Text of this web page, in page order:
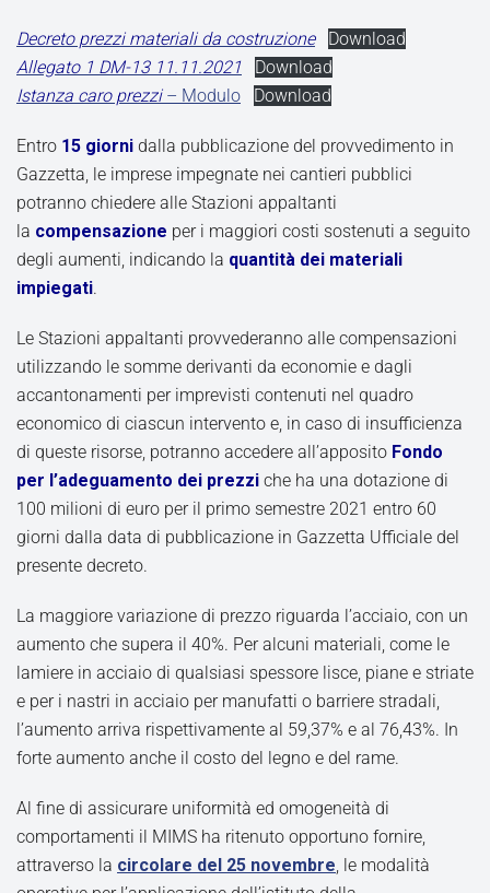
Decreto prezzi materiali da costruzione
Download
Allegato 1 DM-13 11.11.2021
Download
Istanza caro prezzi– Modulo Download
Entro 15 giorni dalla pubblicazione del provvedimento in
Gazzetta, le imprese impegnate nei cantieri pubblici
potranno chiedere alle Stazioni appaltanti
la compensazione per i maggiori costi sostenuti a seguito
degli aumenti, indicando la quantità dei materiali
impiegati.
Le Stazioni appaltanti provvederanno alle compensazioni
utilizzando le somme derivanti da economie e dagli
accantonamenti per imprevisti contenuti nel quadro
economico di ciascun intervento e, in caso di insufficienza
di queste risorse, potranno accedere all’apposito Fondo
per l’adeguamento dei prezzi che ha una dotazione di
100 milioni di euro per il primo semestre 2021 entro 60
giorni dalla data di pubblicazione in Gazzetta Ufficiale del
presente decreto.
La maggiore variazione di prezzo riguarda l’acciaio, con un
aumento che supera il 40%. Per alcuni materiali, come le
lamiere in acciaio di qualsiasi spessore lisce, piane e striate
e per i nastri in acciaio per manufatti o barriere stradali,
l’aumento arriva rispettivamente al 59,37% e al 76,43%. In
forte aumento anche il costo del legno e del rame.
Al fine di assicurare uniformità ed omogeneità di
comportamenti il MIMS ha ritenuto opportuno fornire,
attraverso la circolare del 25 novembre, le modalità